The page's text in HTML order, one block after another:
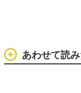
あわせて読